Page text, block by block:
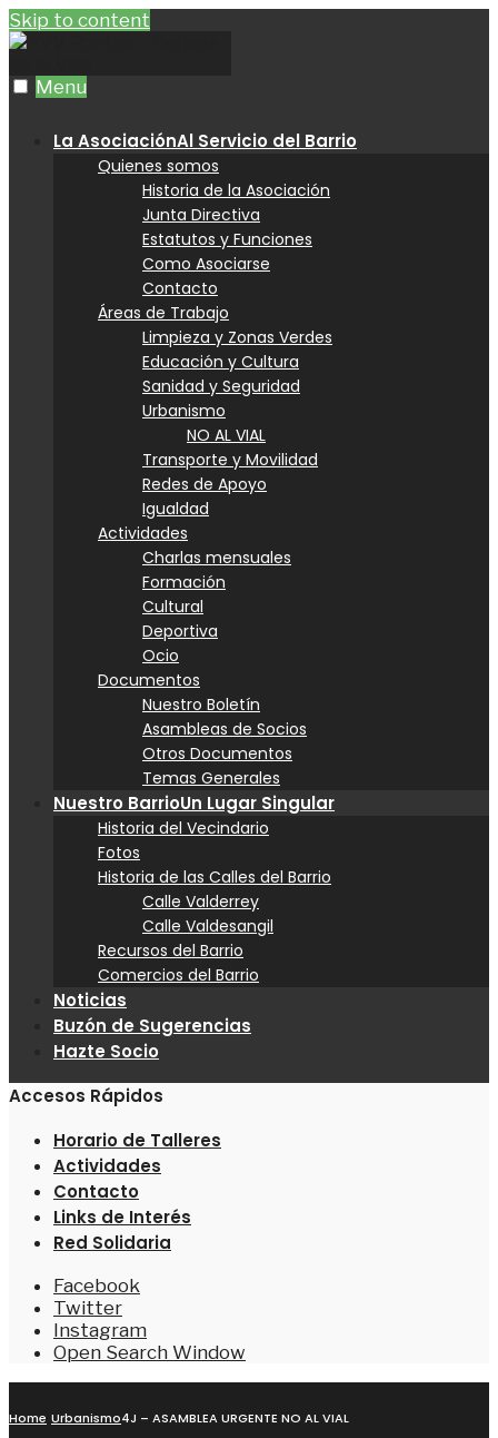
Skip to content
Menu
La AsociaciónAl Servicio del Barrio
Quienes somos
Historia de la Asociación
Junta Directiva
Estatutos y Funciones
Como Asociarse
Contacto
Áreas de Trabajo
Limpieza y Zonas Verdes
Educación y Cultura
Sanidad y Seguridad
Urbanismo
NO AL VIAL
Transporte y Movilidad
Redes de Apoyo
Igualdad
Actividades
Charlas mensuales
Formación
Cultural
Deportiva
Ocio
Documentos
Nuestro Boletín
Asambleas de Socios
Otros Documentos
Temas Generales
Nuestro BarrioUn Lugar Singular
Historia del Vecindario
Fotos
Historia de las Calles del Barrio
Calle Valderrey
Calle Valdesangil
Recursos del Barrio
Comercios del Barrio
Noticias
Buzón de Sugerencias
Hazte Socio
Accesos Rápidos
Horario de Talleres
Actividades
Contacto
Links de Interés
Red Solidaria
Facebook
Twitter
Instagram
Open Search Window
Home Urbanismo4J – ASAMBLEA URGENTE NO AL VIAL